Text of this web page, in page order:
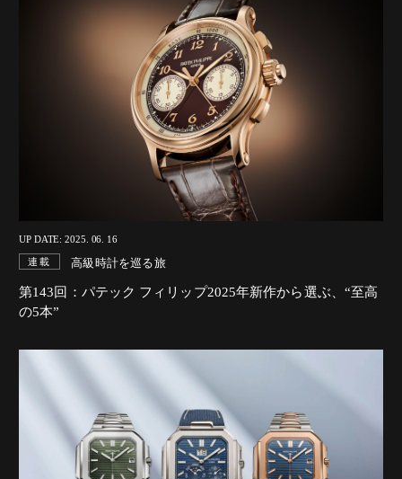
UP DATE: 2025. 06. 16
連載 高級時計を巡る旅
第143回：パテック フィリップ2025年新作から選ぶ、“至高
の5本”